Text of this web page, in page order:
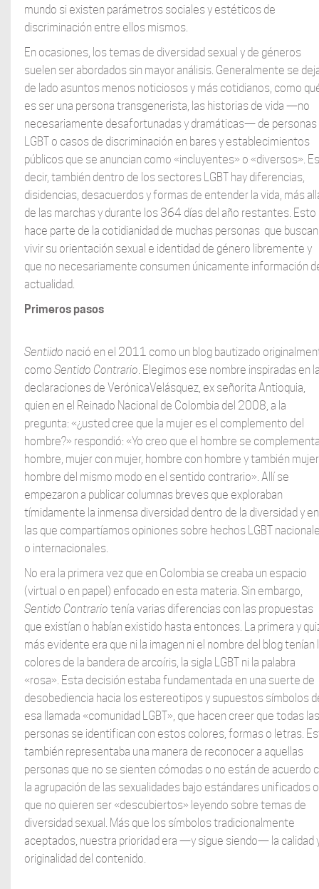
mundo si existen parámetros sociales y estéticos de
discriminación entre ellos mismos.
En ocasiones, los temas de diversidad sexual y de géneros
suelen ser abordados sin mayor análisis. Generalmente se
de lado asuntos menos noticiosos y más cotidianos, como
es ser una persona transgenerista, las historias de vida —no
necesariamente desafortunadas y dramáticas— de personas
LGBT o casos de discriminación en bares y establecimientos
públicos que se anuncian como «incluyentes» o «diversos». Es
decir, también dentro de los sectores LGBT hay diferencias,
disidencias, desacuerdos y formas de entender la vida, más
de las marchas y durante los 364 días del año restantes. Esto
hace parte de la cotidianidad de muchas personas que buscan
vivir su orientación sexual e identidad de género libremente y
que no necesariamente consumen únicamente información
actualidad.
Primeros pasos
Sentiido nació en el 2011 como un blog bautizado
como Sentido Contrario. Elegimos ese nombre inspiradas en
declaraciones de VerónicaVelásquez, ex señorita Antioquia,
quien en el Reinado Nacional de Colombia del 2008, a la
pregunta: «¿usted cree que la mujer es el complemento del
hombre?» respondió: «Yo creo que el hombre se
hombre, mujer con mujer, hombre con hombre y también
hombre del mismo modo en el sentido contrario». Allí se
empezaron a publicar columnas breves que exploraban
tímidamente la inmensa diversidad dentro de la diversidad y en
las que compartíamos opiniones sobre hechos LGBT
o internacionales.
No era la primera vez que en Colombia se creaba un espacio
(virtual o en papel) enfocado en esta materia. Sin embargo,
Sentido Contrario tenía varias diferencias con las propuestas
que existían o habían existido hasta entonces. La primera y
más evidente era que ni la imagen ni el nombre del blog tenían
colores de la bandera de arcoíris, la sigla LGBT ni la palabra
«rosa». Esta decisión estaba fundamentada en una suerte de
desobediencia hacia los estereotipos y supuestos símbolos
esa llamada «comunidad LGBT», que hacen creer que todas las
personas se identifican con estos colores, formas o letras.
también representaba una manera de reconocer a aquellas
personas que no se sienten cómodas o no están de acuerdo
la agrupación de las sexualidades bajo estándares unificados o
que no quieren ser «descubiertos» leyendo sobre temas de
diversidad sexual. Más que los símbolos tradicionalmente
aceptados, nuestra prioridad era —y sigue siendo— la calidad
originalidad del contenido.